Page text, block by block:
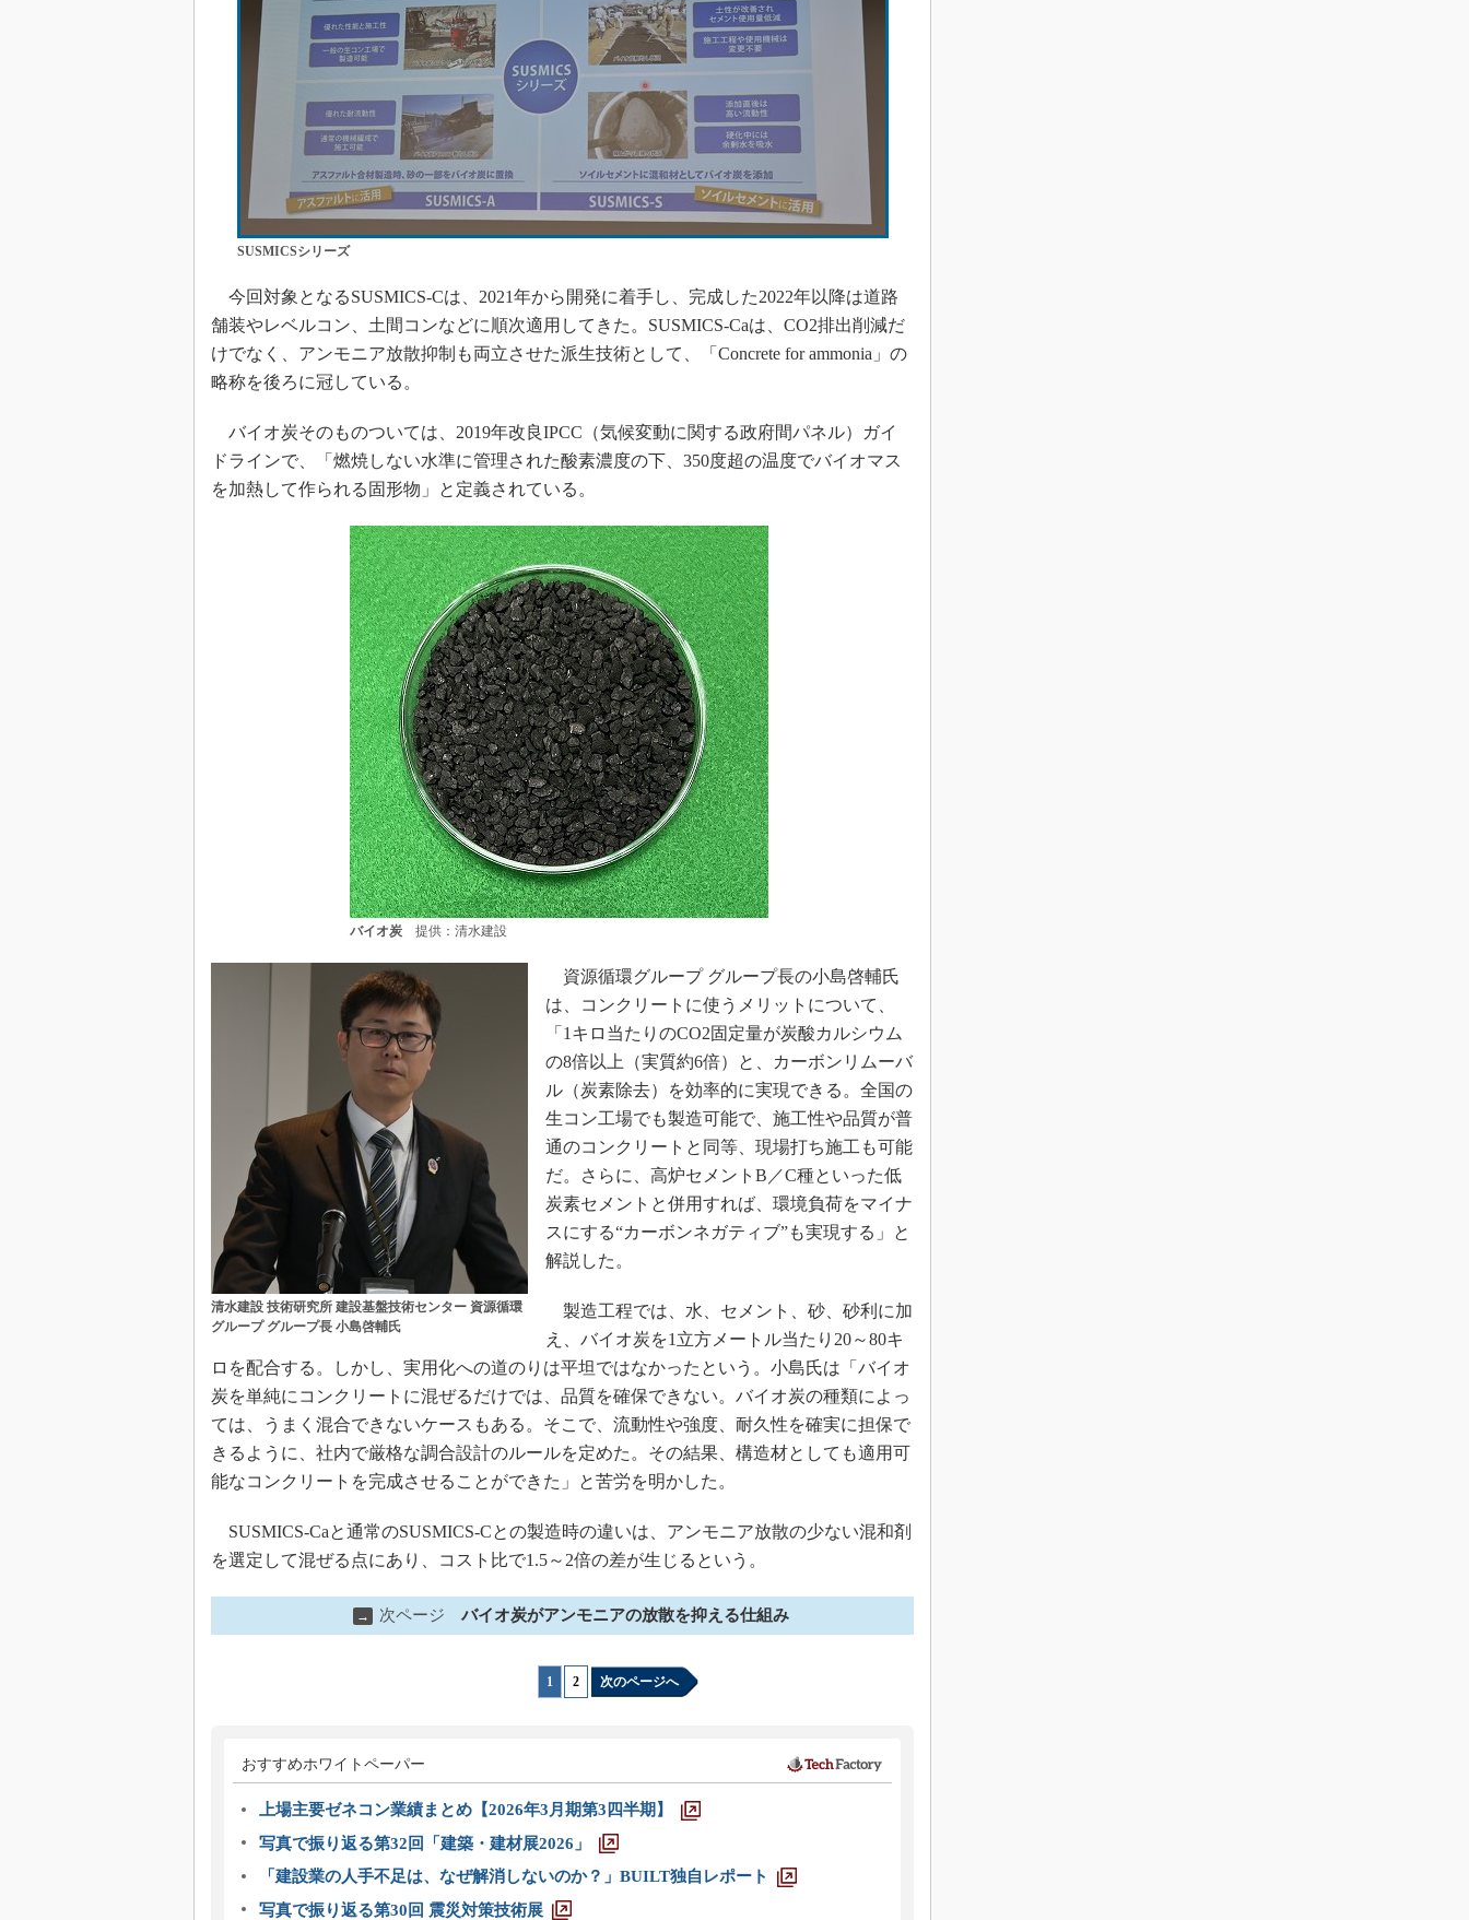
SUSMICSシリーズ
今回対象となるSUSMICS-Cは、2021年から開発に着手し、完成した2022年以降は道路
舗装やレベルコン、土間コンなどに順次適用してきた。SUSMICS-Caは、CO2排出削減だ
けでなく、アンモニア放散抑制も両立させた派生技術として、「Concrete for ammonia」の
略称を後ろに冠している。
バイオ炭そのものついては、2019年改良IPCC（気候変動に関する政府間パネル）ガイ
ドラインで、「燃焼しない水準に管理された酸素濃度の下、350度超の温度でバイオマス
を加熱して作られる固形物」と定義されている。
バイオ炭 提供：清水建設
清水建設 技術研究所 建設基盤技術センター 資源循環
グループ グループ長 小島啓輔氏
資源循環グループ グループ長の小島啓輔氏
は、コンクリートに使うメリットについて、
「1キロ当たりのCO2固定量が炭酸カルシウム
の8倍以上（実質約6倍）と、カーボンリムーバ
ル（炭素除去）を効率的に実現できる。全国の
生コン工場でも製造可能で、施工性や品質が普
通のコンクリートと同等、現場打ち施工も可能
だ。さらに、高炉セメントB／C種といった低
炭素セメントと併用すれば、環境負荷をマイナ
スにする“カーボンネガティブ”も実現する」と
解説した。
製造工程では、水、セメント、砂、砂利に加
え、バイオ炭を1立方メートル当たり20～80キ
ロを配合する。しかし、実用化への道のりは平坦ではなかったという。小島氏は「バイオ
炭を単純にコンクリートに混ぜるだけでは、品質を確保できない。バイオ炭の種類によっ
ては、うまく混合できないケースもある。そこで、流動性や強度、耐久性を確実に担保で
きるように、社内で厳格な調合設計のルールを定めた。その結果、構造材としても適用可
能なコンクリートを完成させることができた」と苦労を明かした。
SUSMICS-Caと通常のSUSMICS-Cとの製造時の違いは、アンモニア放散の少ない混和剤
を選定して混ぜる点にあり、コスト比で1.5～2倍の差が生じるという。
→ 次ページ バイオ炭がアンモニアの放散を抑える仕組み
1 2 次のページへ
おすすめホワイトペーパー
上場主要ゼネコン業績まとめ【2026年3月期第3四半期】
写真で振り返る第32回「建築・建材展2026」
「建設業の人手不足は、なぜ解消しないのか？」BUILT独自レポート
写真で振り返る第30回 震災対策技術展